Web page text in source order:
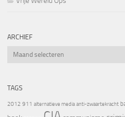
ARCHIEF
Archief
TAGS
2012 911 alternatieve media anti-zwaartekracht